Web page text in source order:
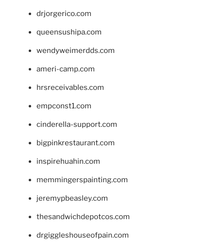
drjorgerico.com
queensushipa.com
wendyweimerdds.com
ameri-camp.com
hrsreceivables.com
empconst1.com
cinderella-support.com
bigpinkrestaurant.com
inspirehuahin.com
memmingerspainting.com
jeremypbeasley.com
thesandwichdepotcos.com
drgiggleshouseofpain.com